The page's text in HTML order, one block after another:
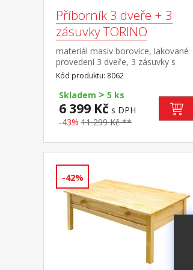
Příborník 3 dveře + 3
zásuvky TORINO
materiál masiv borovice, lakované
provedení 3 dveře, 3 zásuvky s
kovovými pojezdy vhodný doplněk
nástavec TORINO 8063
Kód produktu: 8062
Skladem > 5 ks
6 399 Kč s DPH
-43% 11 299 Kč **
-42%